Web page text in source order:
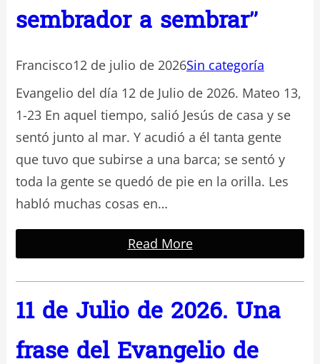
sembrador a sembrar”
Francisco12 de julio de 2026Sin categoría
Evangelio del día 12 de Julio de 2026. Mateo 13,
1-23 En aquel tiempo, salió Jesús de casa y se
sentó junto al mar. Y acudió a él tanta gente
que tuvo que subirse a una barca; se sentó y
toda la gente se quedó de pie en la orilla. Les
habló muchas cosas en…
Read More
11 de Julio de 2026. Una
frase del Evangelio de